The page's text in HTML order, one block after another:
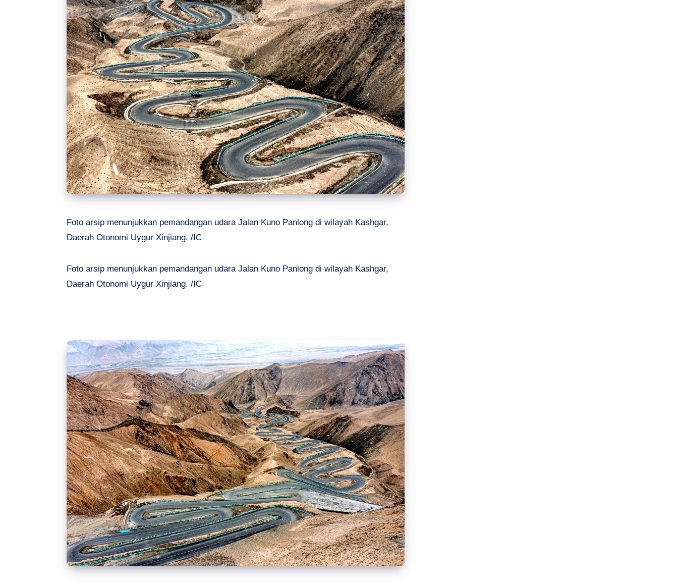
Foto arsip menunjukkan pemandangan udara Jalan Kuno Panlong di wilayah Kashgar,
Daerah Otonomi Uygur Xinjiang. /IC
Foto arsip menunjukkan pemandangan udara Jalan Kuno Panlong di wilayah Kashgar,
Daerah Otonomi Uygur Xinjiang. /IC